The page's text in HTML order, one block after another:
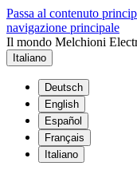
Passa al contenuto
navigazione principale
Il mondo Melchioni
Italiano
Deutsch
English
Español
Français
Italiano